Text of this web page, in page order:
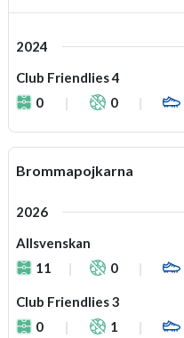
2024
Club Friendlies 4
0
0
Brommapojkarna
2026
Allsvenskan
11
0
Club Friendlies 3
0
1